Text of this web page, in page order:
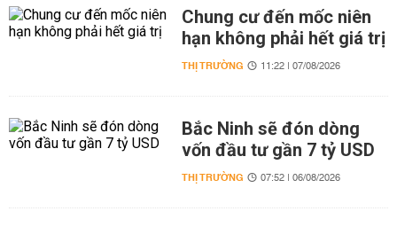
Chung cư đến mốc niên
hạn không phải hết giá trị
THỊ TRƯỜNG 11:22 | 07/08/2026
Bắc Ninh sẽ đón dòng
vốn đầu tư gần 7 tỷ USD
THỊ TRƯỜNG 07:52 | 06/08/2026